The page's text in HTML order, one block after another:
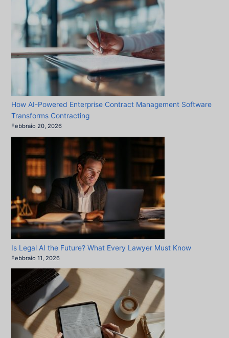
How AI-Powered Enterprise Contract Management Software
Transforms Contracting
Febbraio 20, 2026
Is Legal AI the Future? What Every Lawyer Must Know
Febbraio 11, 2026